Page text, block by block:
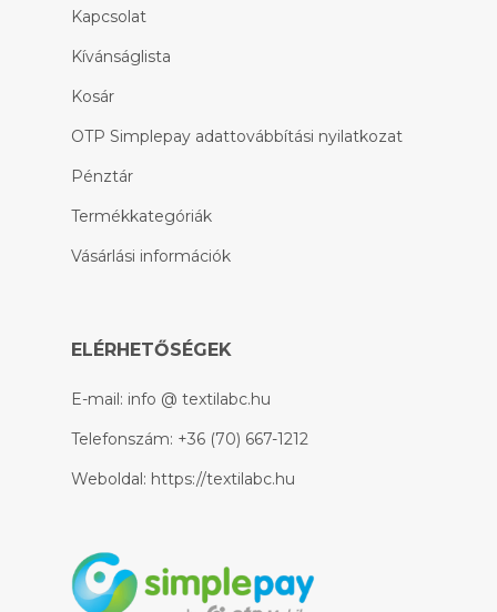
Kapcsolat
Kívánságlista
Kosár
OTP Simplepay adattovábbítási nyilatkozat
Pénztár
Termékkategóriák
Vásárlási információk
ELÉRHETŐSÉGEK
E-mail: info @ textilabc.hu
Telefonszám: +36 (70) 667-1212
Weboldal: https://textilabc.hu